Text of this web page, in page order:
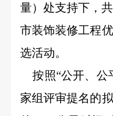
量）处支持下，
市装饰装修工程
选活动。
按照“公开、公
家组评审提名的